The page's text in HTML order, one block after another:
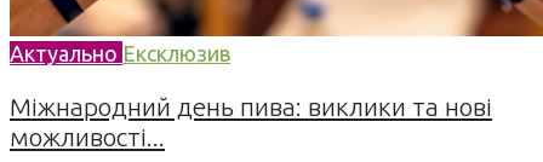
Актуально Ексклюзив
Міжнародний день пива: виклики та нові
можливості...